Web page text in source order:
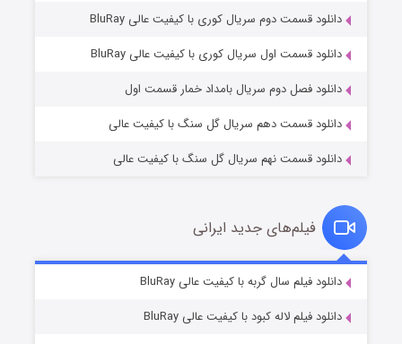
مردگان متحرک: شهر مرده ۳
قسمت۲ (زیرنویس) منتشر شد
قسمت۷ (زیرنویس) منتشر شد
دانلود قسمت دوم سریال کوری با کیفیت عالی BluRay
دانلود قسمت اول سریال کوری با کیفیت عالی BluRay
دانلود فصل دوم سریال بامداد خمار قسمت اول
دانلود قسمت دهم سریال گل سنگ با کیفیت عالی
دانلود قسمت نهم سریال گل سنگ با کیفیت عالی
فیلم‌های جدید ایرانی
دانلود فیلم سال گربه با کیفیت عالی BluRay
دانلود فیلم لاله کبود با کیفیت عالی BluRay